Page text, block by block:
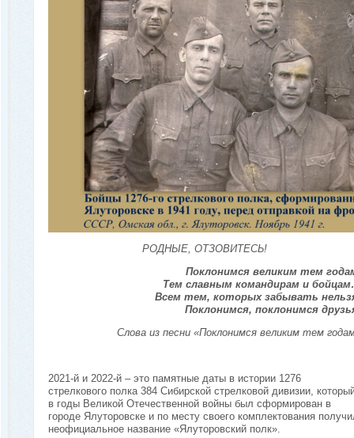
РОДНЫЕ, ОТЗОВИТЕСЬ!
Поклонимся великим тем
Тем славным командирам и
Всем тем, которых забывать
Поклонимся, поклонимся
Слова из песни «Поклонимся великим тем
2021-й и 2022-й – это памятные даты в истории 1276
стрелкового полка 384 Сибирской стрелковой дивизии,
в годы Великой Отечественной войны был сформирован в
городе Ялуторовске и по месту своего комплектования
неофициальное название «Ялуторовский полк».